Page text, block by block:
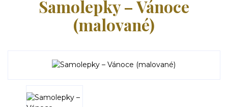
Samolepky – Vánoce
(malované)